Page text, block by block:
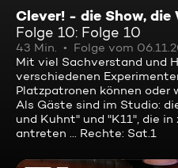
Clever! - die Show,
Folge 10: Folge 10
43 Min. Folge vom
Mit viel Sachverstand und
verschiedenen
Platzpatronen können
Als Gäste sind im Studio:
und Kuhnt" und "K11", die
antreten ... Rechte: Sat.1